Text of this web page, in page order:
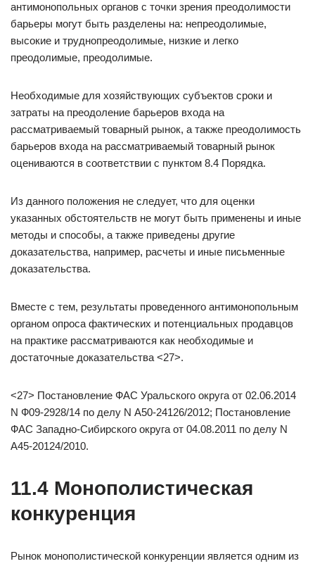
антимонопольных органов с точки зрения преодолимости
барьеры могут быть разделены на: непреодолимые,
высокие и труднопреодолимые, низкие и легко
преодолимые, преодолимые.
Необходимые для хозяйствующих субъектов сроки и
затраты на преодоление барьеров входа на
рассматриваемый товарный рынок, а также преодолимость
барьеров входа на рассматриваемый товарный рынок
оцениваются в соответствии с пунктом 8.4 Порядка.
Из данного положения не следует, что для оценки
указанных обстоятельств не могут быть применены и иные
методы и способы, а также приведены другие
доказательства, например, расчеты и иные письменные
доказательства.
Вместе с тем, результаты проведенного антимонопольным
органом опроса фактических и потенциальных продавцов
на практике рассматриваются как необходимые и
достаточные доказательства <27>.
<27> Постановление ФАС Уральского округа от 02.06.2014
N Ф09-2928/14 по делу N А50-24126/2012; Постановление
ФАС Западно-Сибирского округа от 04.08.2011 по делу N
А45-20124/2010.
11.4 Монополистическая
конкуренция
Рынок монополистической конкуренции является одним из